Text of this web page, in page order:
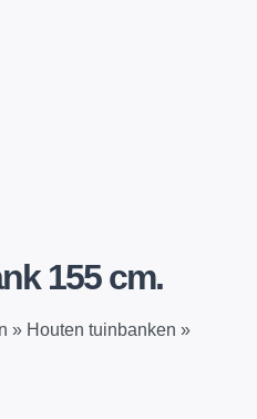
155 cm.
» Houten tuinbanken »